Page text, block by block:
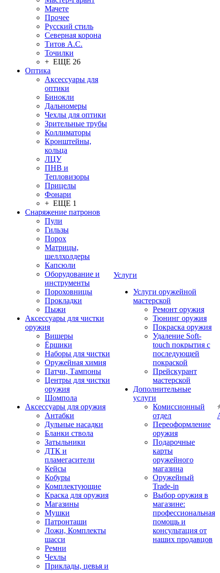
Мачете
Прочее
Русский стиль
Северная корона
Титов А.С.
Точилки
+ ЕЩЕ 26
Оптика
Аксессуары для
оптики
Бинокли
Дальномеры
Чехлы для оптики
Зрительные трубы
Коллиматоры
Кронштейны,
кольца
ЛЦУ
ПНВ и
Тепловизоры
Прицелы
Фонари
+ ЕЩЕ 1
Снаряжение патронов
Пули
Гильзы
Порох
Матрицы,
шеллхолдеры
Капсюли
Оборудование и
инструменты
Пороховницы
Прокладки
Пыжи
Аксессуары для чистки
оружия
Вишеры
Ёршики
Наборы для чистки
Оружейная химия
Патчи, Тампоны
Центры для чистки
оружия
Шомпола
Аксессуары для оружия
Антабки
Дульные насадки
Бланки ствола
Затыльники
ДТК и
пламегасители
Кейсы
Кобуры
Комплектующие
Краска для оружия
Магазины
Мушки
Патронташи
Ложи, Комплекты
шасси
Ремни
Чехлы
Приклады, цевья и
Услуги
Услуги оружейной
мастерской
Ремонт оружия
Тюнинг оружия
Покраска оружия
Удаление Soft-
touch покрытия с
последующей
покраской
Прейскурант
мастерской
Дополнительные
услуги
Комиссионный
отдел
Переоформление
оружия
Подарочные
карты
оружейного
магазина
Оружейный
Trade-in
Выбор оружия в
магазине:
профессиональная
помощь и
консультация от
наших продавцов